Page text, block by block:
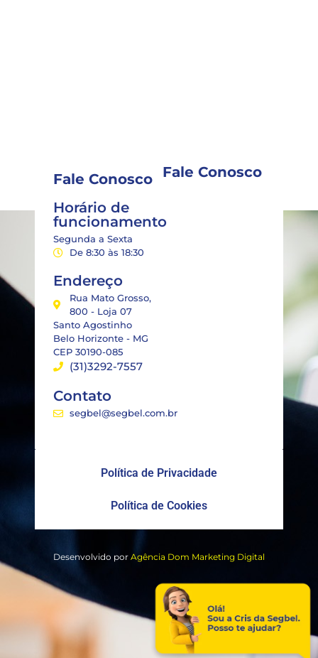
Fale Conosco
Horário de
funcionamento
Segunda a Sexta
De 8:30 às 18:30
Endereço
Rua Mato Grosso,
800 - Loja 07
Santo Agostinho
Belo Horizonte - MG
CEP 30190-085
(31)3292-7557
Contato
segbel@segbel.com.br
Fale Conosco
Política de Privacidade
Política de Cookies
Desenvolvido por Agência Dom Marketing Digital